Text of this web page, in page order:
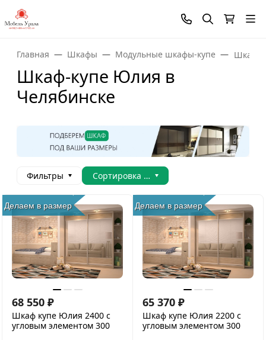
Главная Шкафы Модульные шкафы-купе Шкаф-
Шкаф-купе Юлия в
Челябинске
Фильтры Сортировка товаров
Делаем в размер
68 550 ₽
Шкаф купе Юлия 2400 с
угловым элементом 300
Делаем в размер
65 370 ₽
Шкаф купе Юлия 2200 с
угловым элементом 300